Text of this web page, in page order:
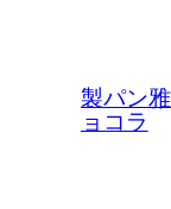
製パン
ョコラ